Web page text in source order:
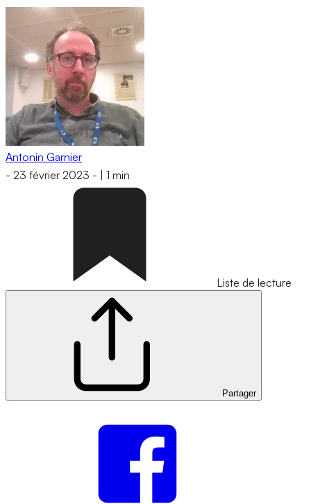
Antonin Garnier
- 23 février 2023 - 1 min
Liste de lecture
Partager